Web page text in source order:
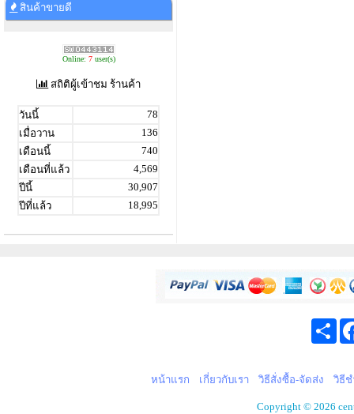
สินค้าขายดี
Online: 7user(s)
สถิติผู้เข้าชม ร้านค้า
วันนี้
78
เมื่อวาน
136
เดือนนี้
740
เดือนที่แล้ว
4,569
ปีนี้
30,907
ปีที่แล้ว
18,995
หน้าแรก เกี่ยวกับเรา วิธีสั่งซื้อ-จัดส่ง วิธีช
Copyright © 2026